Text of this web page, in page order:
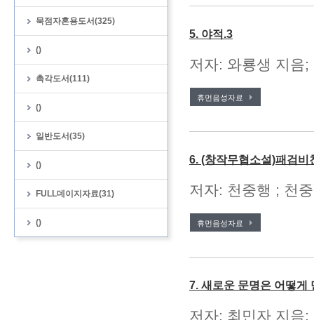
묵점자혼용도서(325)
()
촉각도서(111)
()
일반도서(35)
()
FULL데이지자료(31)
()
5. 야적.3
저자: 와룡생 지음
휴먼음성자료
6. (창작무협소설)패검비
저자: 천중행 ; 천
휴먼음성자료
7. 새로운 문명은 어떻게
저자: 최민자 지음